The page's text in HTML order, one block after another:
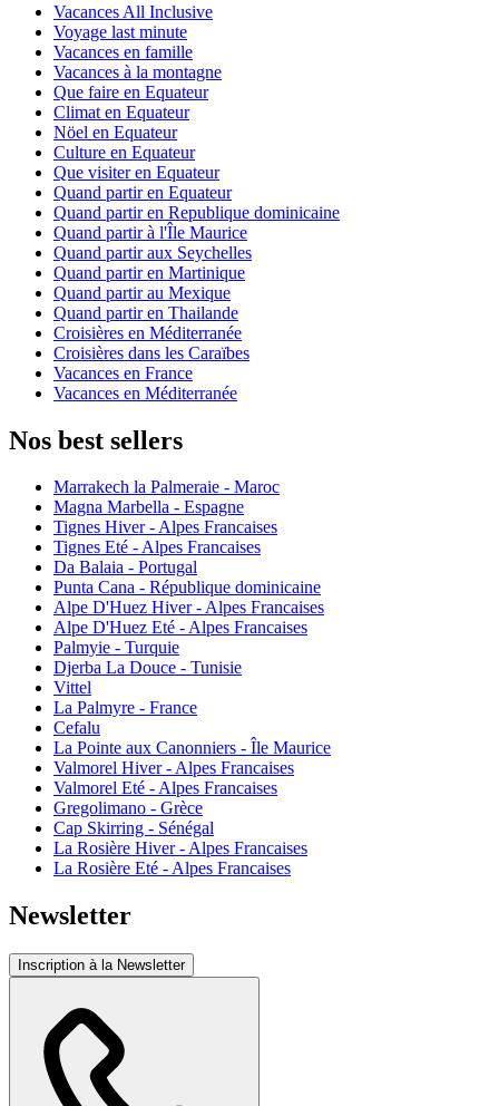
Vacances All Inclusive
Voyage last minute
Vacances en famille
Vacances à la montagne
Que faire en Equateur
Climat en Equateur
Nöel en Equateur
Culture en Equateur
Que visiter en Equateur
Quand partir en Equateur
Quand partir en Republique dominicaine
Quand partir à l'Île Maurice
Quand partir aux Seychelles
Quand partir en Martinique
Quand partir au Mexique
Quand partir en Thailande
Croisières en Méditerranée
Croisières dans les Caraïbes
Vacances en France
Vacances en Méditerranée
Nos best sellers
Marrakech la Palmeraie - Maroc
Magna Marbella - Espagne
Tignes Hiver - Alpes Francaises
Tignes Eté - Alpes Francaises
Da Balaia - Portugal
Punta Cana - République dominicaine
Alpe D'Huez Hiver - Alpes Francaises
Alpe D'Huez Eté - Alpes Francaises
Palmyie - Turquie
Djerba La Douce - Tunisie
Vittel
La Palmyre - France
Cefalu
La Pointe aux Canonniers - Île Maurice
Valmorel Hiver - Alpes Francaises
Valmorel Eté - Alpes Francaises
Gregolimano - Grèce
Cap Skirring - Sénégal
La Rosière Hiver - Alpes Francaises
La Rosière Eté - Alpes Francaises
Newsletter
Inscription à la Newsletter